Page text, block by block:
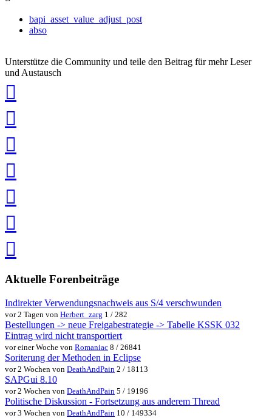
bapi_asset_value_adjust_post
abso
Unterstütze die Community und teile den Beitrag für mehr Leser
und Austausch
teilen
teilen
teilen
teilen
speichern
via
teilenteilen
Aktuelle Forenbeiträge
Indirekter Verwendungsnachweis aus S/4 verschwunden
vor 2 Tagen von Herbert_zarg 1 / 282
Bestellungen -> neue Freigabestrategie -> Tabelle KSSK 032
Eintrag wird nicht transportiert
vor einer Woche von Romaniac 8 / 26841
Soriterung der Methoden in Eclipse
vor 2 Wochen von DeathAndPain 2 / 18113
SAPGui 8.10
vor 2 Wochen von DeathAndPain 5 / 19196
Politische Diskussion - Fortsetzung aus anderem Thread
vor 3 Wochen von DeathAndPain 10 / 149334